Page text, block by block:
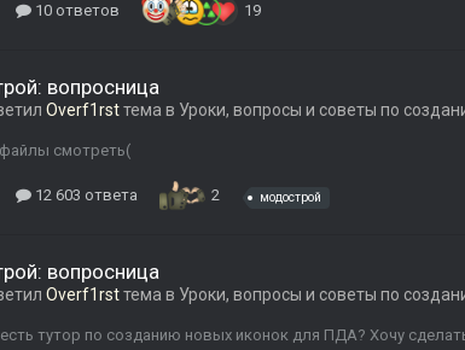
10 ответов 19
вопросница
Overf1rstтема в Уроки, вопросы и советы по
смотреть(
12 603 ответа 2 модострой
вопросница
Overf1rstтема в Уроки, вопросы и советы по
тутор по созданию новых иконок для ПДА? Хочу